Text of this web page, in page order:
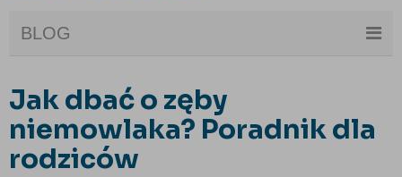
BLOG
Jak dbać o zęby
niemowlaka? Poradnik dla
rodziców